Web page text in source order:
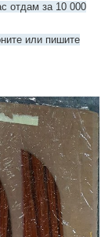
отдам за 10 000
или пишите